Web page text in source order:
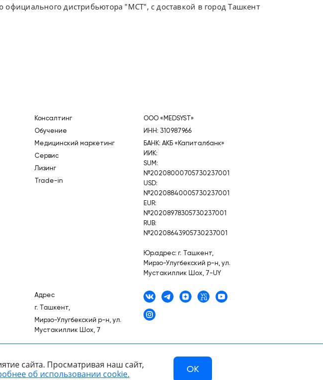
официального дистрибьютора "МСТ", с доставкой в город Ташкент
Консалтинг
Обучение
Медицинский маркетинг
Сервис
Лизинг
Trade-in
ООО «MEDSYST»
ИНН: 310987966
БАНК: АКБ «Капиталбанк»
ИИК:
SUM:
№20208000705730237001
USD:
№20208840005730237001
EUR:
№20208978305730237001
RUB:
№20208643905730237001
Юр.адрес: г. Ташкент,
Мирзо-Улугбекский р-н, ул.
Мустакиллик Шох, 7-UY
Адрес
г. Ташкент,
Мирзо-Улугбекский р-н, ул.
Мустакиллик Шох, 7
© 2007 - 2026.
Разработано в компании —
сайта. Просматривая наш сайт,
об использовании cookie. OK